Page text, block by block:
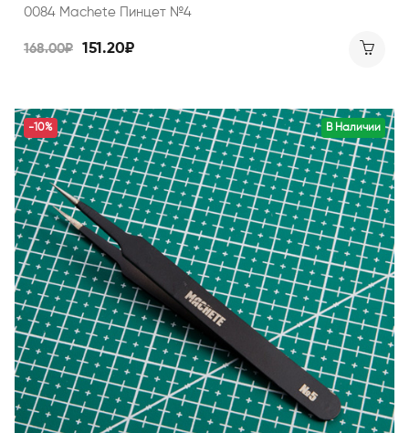
0084 Machete Пинцет №4
168.00₽ 151.20₽
В Наличии
-10%